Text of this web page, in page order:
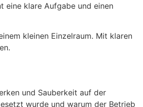
eine klare Aufgabe und einen
kleinen Einzelraum. Mit klaren
und Sauberkeit auf der
wurde und warum der Betrieb